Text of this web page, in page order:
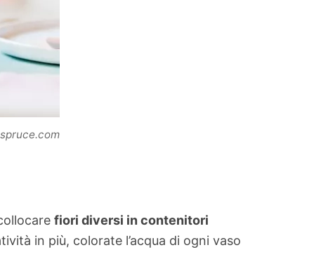
fiori diversi in contenitori
in più, colorate l’acqua di ogni vaso